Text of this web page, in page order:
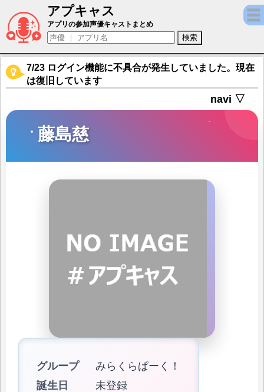
アプキャス
藤島慈（声優：月音こな)【Link！Like！ラブ
アプリの参加声優キャストまとめ
7/23 ログイン機能に不具合が発生していました。現在
は復旧しています
navi ▽
藤島慈
グループ
みらくらぱーく！
誕生日
未登録